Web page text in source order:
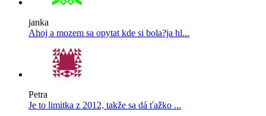
janka
Ahoj a mozem sa opytat kde si bola?ja hl...
Petra
Je to limitka z 2012, takže sa dá ťažko ...